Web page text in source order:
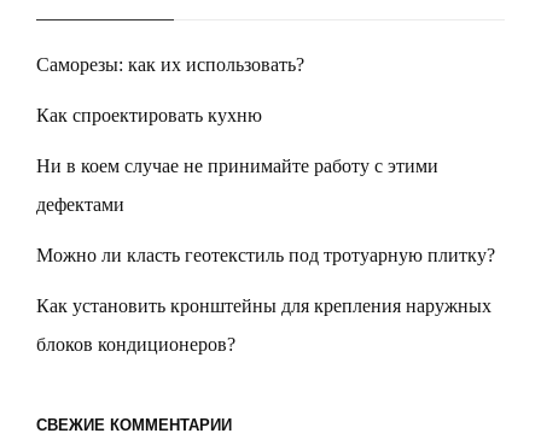
Саморезы: как их использовать?
Как спроектировать кухню
Ни в коем случае не принимайте работу с этими
дефектами
Можно ли класть геотекстиль под тротуарную плитку?
Как установить кронштейны для крепления наружных
блоков кондиционеров?
СВЕЖИЕ КОММЕНТАРИИ